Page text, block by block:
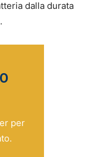
dalla durata
per